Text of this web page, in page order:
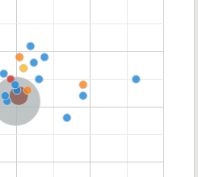
Noord-Brabant